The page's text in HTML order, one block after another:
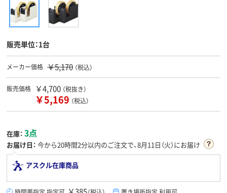
販売単位：1台
メーカー価格 ￥5,170 （税込）
販売価格 ￥4,700 （税抜き）
￥5,169 （税込）
在庫： 3点
お届け日： 今から20時間2分以内のご注文で、8月11日（火）にお届け
アスクル在庫商品